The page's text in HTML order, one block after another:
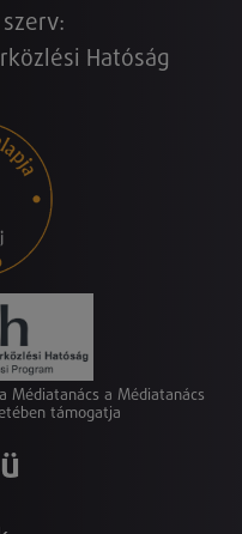
Hatóság
Médiatanács a Médiatanács
támogatja